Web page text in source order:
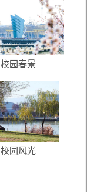
校园春景
校园风光